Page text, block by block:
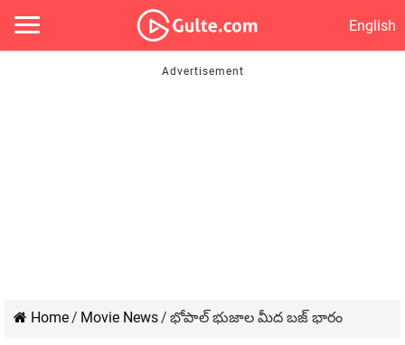
English
Home/ Movie News/ భోపాల్ భుజాల మీద బజ్ భారం